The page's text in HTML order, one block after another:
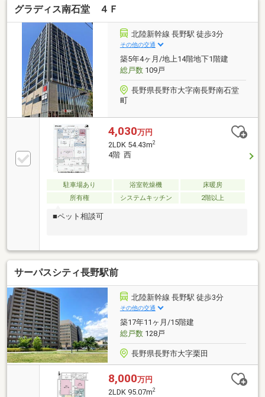
すぐる空間】 （営業時間9：00～18：00 定休日：
水曜日） 【フリーダイヤル 0120-217-437】
グラディス南石堂 ４Ｆ
北陸新幹線 長野駅 徒歩3分
その他の交通
築5年4ヶ月/地上14階地下1階建
総戸数109戸
長野県長野市大字南長野南石堂
町
4,030万円
2LDK 54.43m2
4階 西
駐車場あり 浴室乾燥機
床暖房
所有権
システムキッチン 2階以上
■ペット相談可
サーパスシティ長野駅前
北陸新幹線 長野駅 徒歩3分
その他の交通
築17年11ヶ月/15階建
総戸数128戸
長野県長野市大字栗田
8,000万円
2LDK 95.07m2